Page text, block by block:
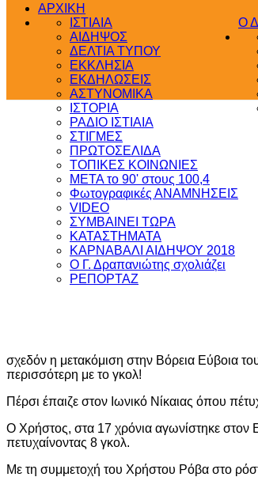
ΑΡΧΙΚΗ
Ο
ΙΣΤΙΑΙΑ
ΑΙΔΗΨΟΣ
ΔΕΛΤΙΑ ΤΥΠΟΥ
ΕΚΚΛΗΣΙΑ
ΕΚΔΗΛΩΣΕΙΣ
ΑΣΤΥΝΟΜΙΚΑ
ΙΣΤΟΡΙΑ
ΡΑΔΙΟ ΙΣΤΙΑΙΑ
ΣΤΙΓΜΕΣ
ΠΡΩΤΟΣΕΛΙΔΑ
ΤΟΠΙΚΕΣ ΚΟΙΝΩΝΙΕΣ
ΜΕΤΑ το 90' στους 100,4
Φωτογραφικές ΑΝΑΜΝΗΣΕΙΣ
VIDEO
ΣΥΜΒΑΙΝΕΙ ΤΩΡΑ
ΚΑΤΑΣΤΗΜΑΤΑ
ΚΑΡΝΑΒΑΛΙ ΑΙΔΗΨΟΥ 2018
Ο Γ. Δραπανιώτης σχολιάζει
ΡΕΠΟΡΤΑΖ
σχεδόν η μετακόμιση στην Βόρεια Εύβοια
περισσότερη με το γκολ!
Πέρσι έπαιζε στον Ιωνικό Νίκαιας όπου
Ο Χρήστος, στα 17 χρόνια αγωνίστηκε στον
πετυχαίνοντας 8 γκολ.
Με τη συμμετοχή του Χρήστου Ρόβα στο